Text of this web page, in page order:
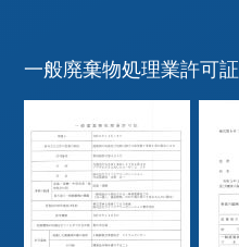
一般廃棄物処理業許可証